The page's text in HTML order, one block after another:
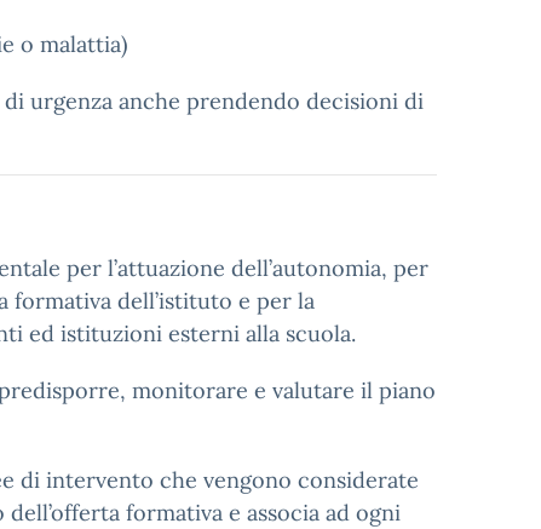
o malattia)
urgenza anche prendendo decisioni di
per l’attuazione dell’autonomia, per
formativa dell’istituto e per la
ed istituzioni esterni alla scuola.
monitorare e valutare il piano
di intervento che vengono considerate
formativa e associa ad ogni